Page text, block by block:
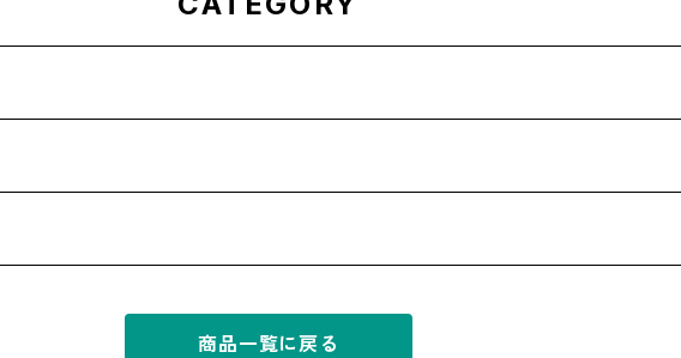
商品一覧に戻る